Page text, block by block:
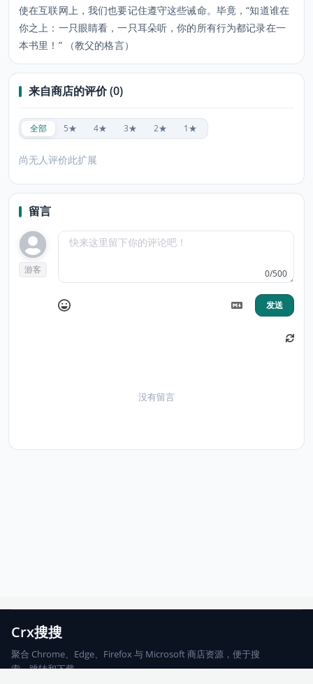
使在互联网上，我们也要记住遵守这些诫命。毕竟，“知道谁在
你之上：一只眼睛看，一只耳朵听，你的所有行为都记录在一
本书里！” （教父的格言）
来自商店的评价 (0)
全部 5★ 4★ 3★ 2★ 1★
尚无人评价此扩展
留言
游客 0/500
发送
没有留言
Crx搜搜
聚合 Chrome、Edge、Firefox 与 Microsoft 商店资源，便于搜
索、跳转和下载。